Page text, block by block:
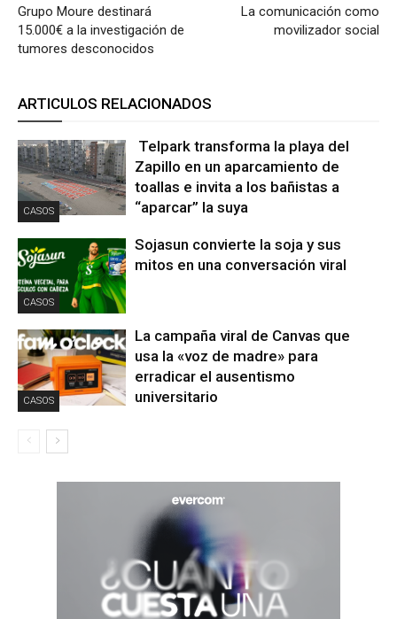
Grupo Moure destinará
15.000€ a la investigación de
tumores desconocidos
La comunicación como
movilizador social
ARTICULOS RELACIONADOS
CASOS
Telpark transforma la playa del
Zapillo en un aparcamiento de
toallas e invita a los bañistas a
“aparcar” la suya
CASOS
Sojasun convierte la soja y sus
mitos en una conversación viral
CASOS
La campaña viral de Canvas que
usa la «voz de madre» para
erradicar el ausentismo
universitario